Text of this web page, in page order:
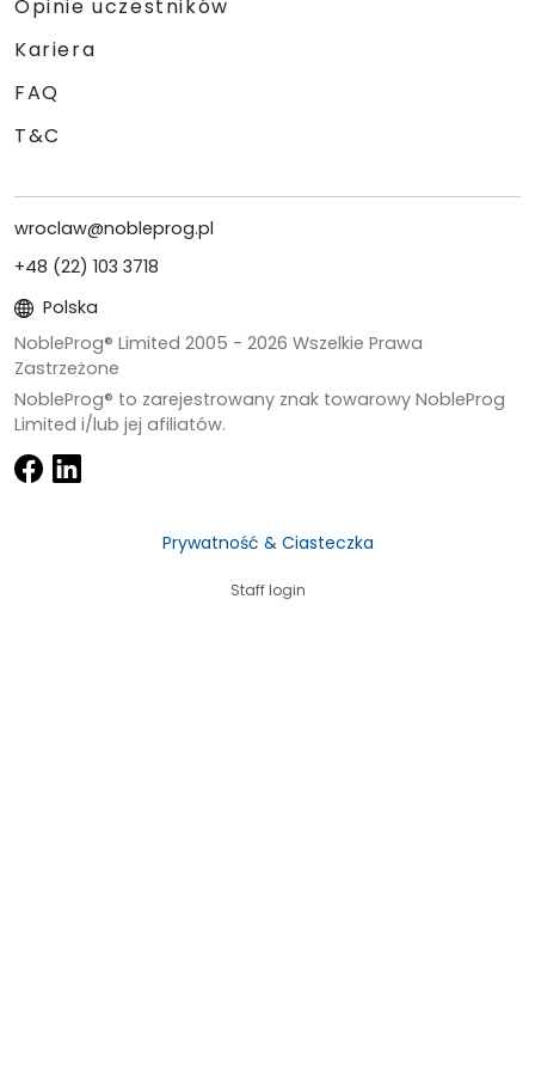
Opinie uczestników
Kariera
FAQ
T&C
wroclaw@nobleprog.pl
+48 (22) 103 3718
Polska
NobleProg® Limited 2005 - 2026 Wszelkie Prawa
Zastrzeżone
NobleProg® to zarejestrowany znak towarowy NobleProg
Limited i/lub jej afiliatów.
Prywatność & Ciasteczka
Staff login